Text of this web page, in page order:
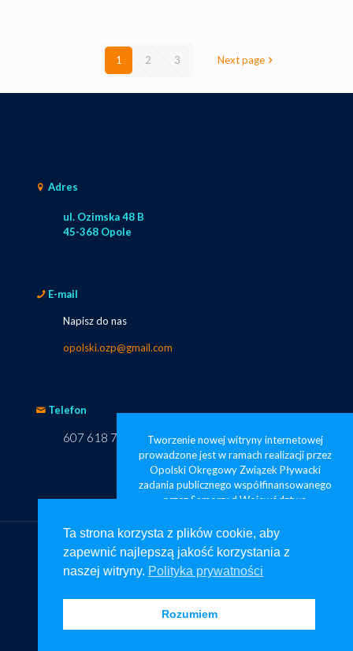
1 2 3 Next page
Adres
ul. Ozimska 48 B
45-368 Opole
E-mail
Napisz do nas
opolski.ozp@gmail.com
Telefon
607 618 749
Ta strona korzysta z plików cookie, aby
zapewnić najlepszą jakość korzystania z
naszej witryny. Polityka prywatności
Rozumiem
Tworzenie nowej witryny internetowej
prowadzone jest w ramach realizacji przez
Opolski Okręgowy Związek Pływacki
zadania publicznego współfinansowanego
przez Samorząd Województwa
pływanie widoczne od zaraz”
Ta strona korzysta z plików cookie, aby
zapewnić najlepszą jakość korzystania z
Rozumiem